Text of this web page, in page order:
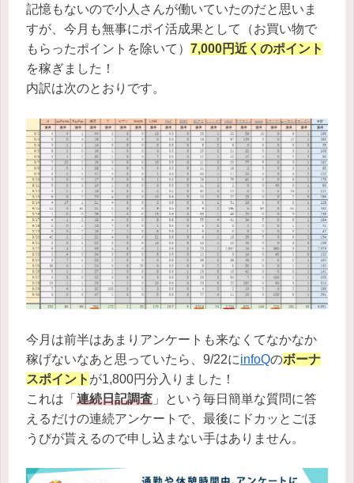
記憶もないので小人さんが働いていたのだと思いま
すが、今月も無事にポイ活成果として（お買い物で
もらったポイントを除いて） 7,000円近くのポイント
を稼ぎました！
内訳は次のとおりです。
今月は前半はあまりアンケートも来なくてなかなか
稼げないなあと思っていたら、9/22にinfoQのボーナ
スポイント が1,800円分入りました！
これは「 連続日記調査 」という毎日簡単な質問に答
えるだけの連続アンケートで、最後にドカッとごほ
うびが貰えるので申し込まない手はありません。